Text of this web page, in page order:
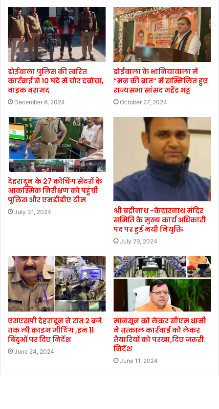
डोईवाला पुलिस की त्वरित
कार्रवाई से 10 घंटे में चोर दबोचा,
बाइक बरामद
December 8, 2024
डोईवाला के भानियावाला में
“मन की बात” में सम्मिलित हुए
राज्यसभा सांसद महेंद्र भट्ट
October 27, 2024
देहरादून के 27 कोचिंग सेंटरों के
आकस्मिक निरीक्षण को पहुंची
पुलिस और एमडीडीए टीम
July 31, 2024
श्री बद्रीनाथ -केदारनाथ मंदिर
समिति के मुख्य कार्य अधिकारी
पद पर हुई नयी नियुक्ति
July 29, 2024
एसएसपी देहरादून ने रात 2 बजे
तक ली क्राइम मीटिंग ,इन 11
बिंदुओं पर दिए निर्देश
June 24, 2024
मानसून को लेकर सीएम धामी
ने तत्काल कार्रवाई को लेकर
तैयारियों को परखा,दिए जरुरी
निर्देश
June 11, 2024